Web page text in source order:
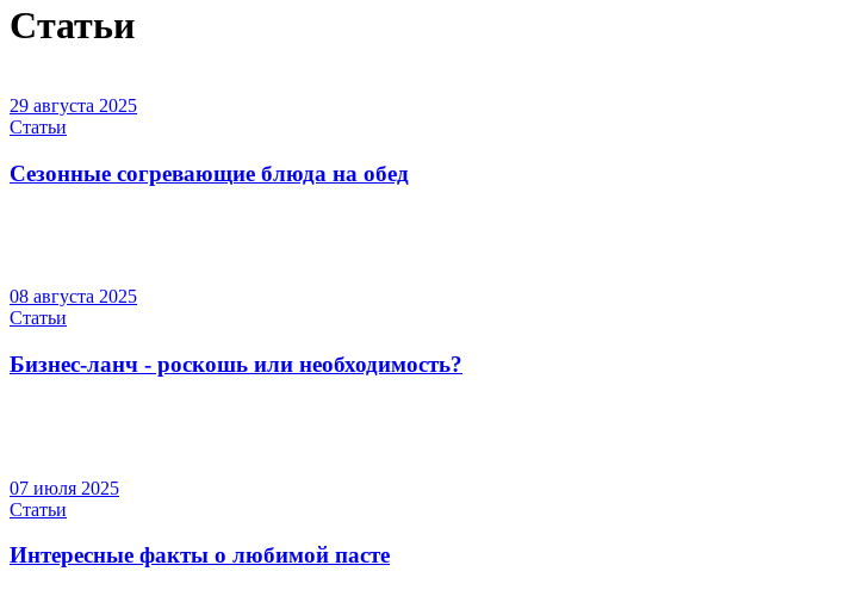
Статьи
29 августа 2025
Статьи
Сезонные согревающие блюда на обед
08 августа 2025
Статьи
Бизнес-ланч - роскошь или необходимость?
07 июля 2025
Статьи
Интересные факты о любимой пасте